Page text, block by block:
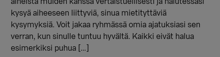
aiheista muiden kanssa vertaistuellisesti ja halutessasi
kysyä aiheeseen liittyviä, sinua mietityttäviä
kysymyksiä. Voit jakaa ryhmässä omia ajatuksiasi sen
verran, kun sinulle tuntuu hyvältä. Kaikki eivät halua
esimerkiksi puhua […]